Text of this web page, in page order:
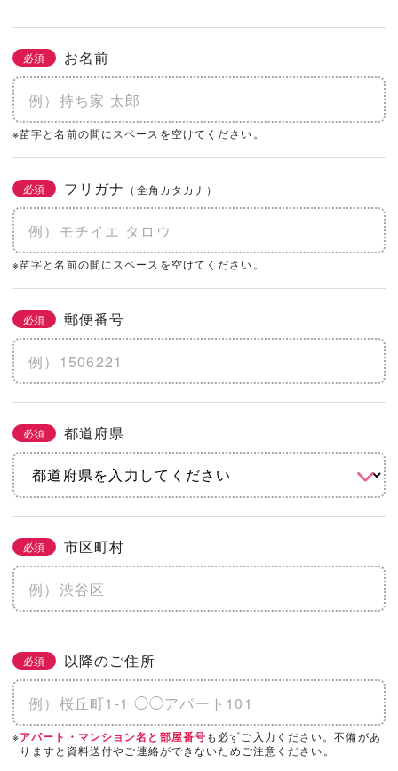
必須 お名前
※苗字と名前の間にスペースを空けてください。
必須 フリガナ （全角カタカナ）
※苗字と名前の間にスペースを空けてください。
必須 郵便番号
必須 都道府県
必須 市区町村
必須 以降のご住所
※アパート・マンション名と部屋番号も必ずご入力ください。不備があ
りますと資料送付やご連絡ができないためご注意ください。